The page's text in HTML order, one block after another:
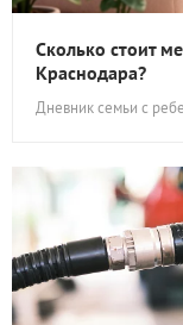
Сколько стоит
Краснодара?
Дневник семьи с